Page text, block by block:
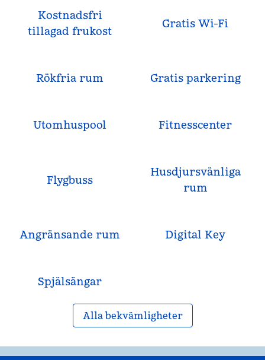
Kostnadsfri
tillagad frukost
Gratis Wi-Fi
Rökfria rum Gratis parkering
Utomhuspool Fitnesscenter
Flygbuss
Husdjursvänliga
rum
Angränsande rum Digital Key
Spjälsängar
Alla bekvämligheter